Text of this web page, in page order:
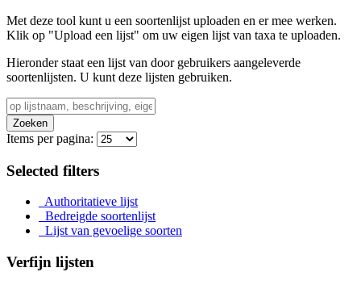
Met deze tool kunt u een soortenlijst uploaden en er mee werken.
Klik op "Upload een lijst" om uw eigen lijst van taxa te uploaden.
Hieronder staat een lijst van door gebruikers aangeleverde
soortenlijsten. U kunt deze lijsten gebruiken.
Zoeken
Items per pagina:
Selected filters
Authoritatieve lijst
Bedreigde soortenlijst
Lijst van gevoelige soorten
Verfijn lijsten